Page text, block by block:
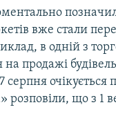
вже стали
в одній з
на продажі
серпня очікується
розповіли, що з 1